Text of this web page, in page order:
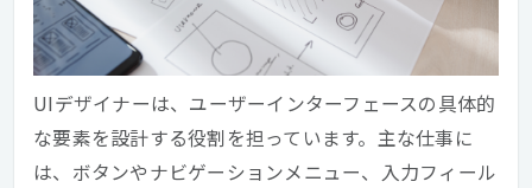
UIデザイナーは、ユーザーインターフェースの具体的
な要素を設計する役割を担っています。主な仕事に
は、ボタンやナビゲーションメニュー、入力フィール